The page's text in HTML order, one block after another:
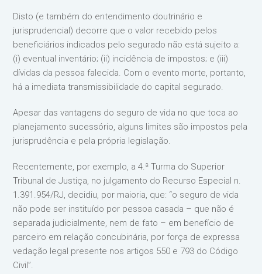
Disto (e também do entendimento doutrinário e
jurisprudencial) decorre que o valor recebido pelos
beneficiários indicados pelo segurado não está sujeito a:
(i) eventual inventário; (ii) incidência de impostos; e (iii)
dívidas da pessoa falecida. Com o evento morte, portanto,
há a imediata transmissibilidade do capital segurado.
Apesar das vantagens do seguro de vida no que toca ao
planejamento sucessório, alguns limites são impostos pela
jurisprudência e pela própria legislação.
Recentemente, por exemplo, a 4.ª Turma do Superior
Tribunal de Justiça, no julgamento do Recurso Especial n.
1.391.954/RJ, decidiu, por maioria, que: “o seguro de vida
não pode ser instituído por pessoa casada – que não é
separada judicialmente, nem de fato – em benefício de
parceiro em relação concubinária, por força de expressa
vedação legal presente nos artigos 550 e 793 do Código
Civil”.